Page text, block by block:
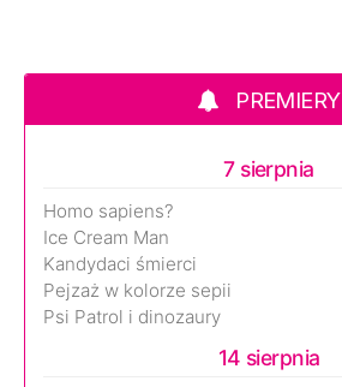
PREMIERY
7 sierpnia
Homo sapiens?
Ice Cream Man
Kandydaci śmierci
Pejzaż w kolorze sepii
Psi Patrol i dinozaury
14 sierpnia